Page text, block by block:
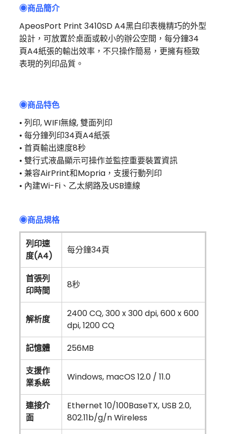
◉商品簡介
ApeosPort Print 3410SD A4黑白印表機精巧的外型
設計，可放置於桌面或較小的辦公空間，每分鐘34
頁A4紙張的輸出效率，不只操作簡易，更擁有極致
表現的列印品質。
◉商品特色
• 列印, WIFI無線, 雙面列印
• 每分鐘列印34頁A4紙張
• 首頁輸出速度8秒
• 雙行式液晶顯示可操作並監控重要裝置資訊
• 兼容AirPrint和Mopria，支援行動列印
• 內建Wi-Fi、乙太網路及USB連線
◉商品規格
列印速
度(A4)
每分鐘34頁
首張列
印時間
8秒
解析度
2400 CQ, 300 x 300 dpi, 600 x 600
dpi, 1200 CQ
記憶體
256MB
支援作
業系統
Windows, macOS 12.0 / 11.0
連接介
面
Ethernet 10/100BaseTX, USB 2.0,
802.11b/g/n Wireless